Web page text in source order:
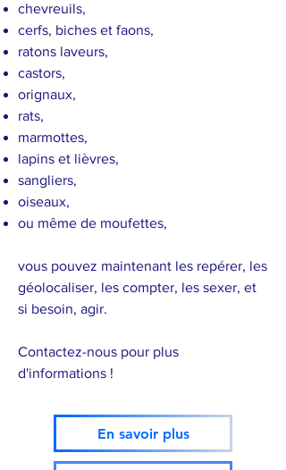
chevreuils,
cerfs, biches et faons,
ratons laveurs,
castors,
orignaux,
rats,
marmottes,
lapins et lièvres,
sangliers,
oiseaux,
ou même de moufettes,
vous pouvez maintenant les repérer, les
géolocaliser, les compter, les sexer, et
si besoin, agir.
Contactez-nous pour plus
d'informations !
En savoir plus